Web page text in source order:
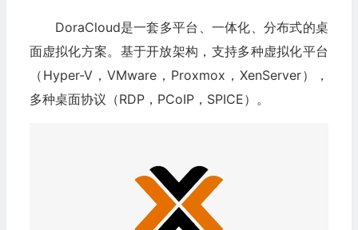
DoraCloud是一套多平台、一体化、分布式的桌
面虚拟化方案。基于开放架构，支持多种虚拟化平台
（Hyper-V，VMware，Proxmox，XenServer），
多种桌面协议（RDP，PCoIP，SPICE）。